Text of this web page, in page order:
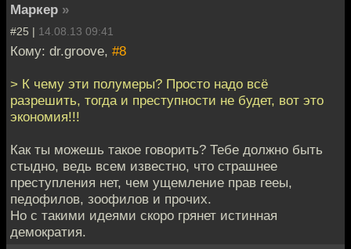
Маркер »
#25 | 14.08.13 09:41
Кому: dr.groove, #8
> К чему эти полумеры? Просто надо всё
разрешить, тогда и преступности не будет, вот это
экономия!!!
Как ты можешь такое говорить? Тебе должно быть
стыдно, ведь всем известно, что страшнее
преступления нет, чем ущемление прав гееы,
педофилов, зоофилов и прочих.
Но с такими идеями скоро грянет истинная
демократия.